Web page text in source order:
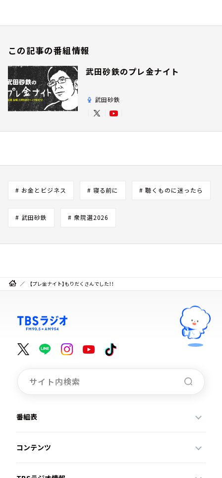
この記事の番組情報
武田砂鉄のプレ金ナイト
武田砂鉄
# お金とビジネス # 寝る前に # 聴くものに迷ったら
# 武田砂鉄 # 衆院選2026
【プレ金ナイト】もりだくさんでした！！
番組表
コンテンツ